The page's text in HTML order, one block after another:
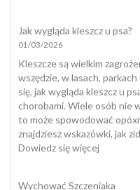
Jak wygląda kleszcz u psa?
01/03/2026
Kleszcze są wielkim
wszędzie, w lasach,
się, jak wygląda kleszcz u
chorobami. Wiele osób nie
to może spowodować
znajdziesz wskazówki, jak
Dowiedz się więcej:
Wychować Szczeniaka